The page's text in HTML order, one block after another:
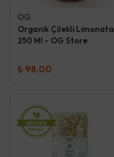
OG
Organik Çilekli Limonata
250 Ml - OG Store
₺ 98.00